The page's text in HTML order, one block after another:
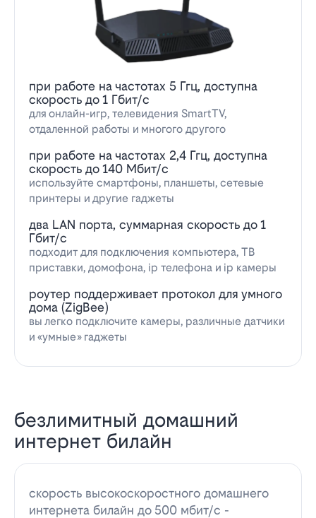
при работе на частотах 5 Ггц, доступна
скорость до 1 Гбит/с
для онлайн-игр, телевидения SmartTV,
отдаленной работы и многого другого
при работе на частотах 2,4 Ггц, доступна
скорость до 140 Мбит/с
используйте смартфоны, планшеты, сетевые
принтеры и другие гаджеты
два LAN порта, суммарная скорость до 1
Гбит/с
подходит для подключения компьютера, ТВ
приставки, домофона, ip телефона и ip камеры
роутер поддерживает протокол для умного
дома (ZigBee)
вы легко подключите камеры, различные датчики
и «умные» гаджеты
безлимитный домашний
интернет билайн
скорость высокоскоростного домашнего
интернета билайн до 500 мбит/с -